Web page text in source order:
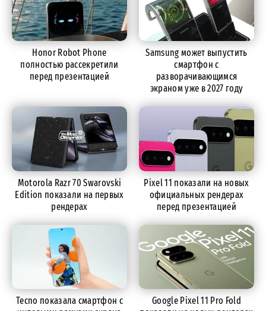
Honor Robot Phone
полностью рассекретили
перед презентацией
Samsung может выпустить
смартфон с
разворачивающимся
экраном уже в 2027 году
Motorola Razr 70 Swarovski
Edition показали на первых
рендерах
Pixel 11 показали на новых
официальных рендерах
перед презентацией
Tecno показала смартфон с
Google Pixel 11 Pro Fold